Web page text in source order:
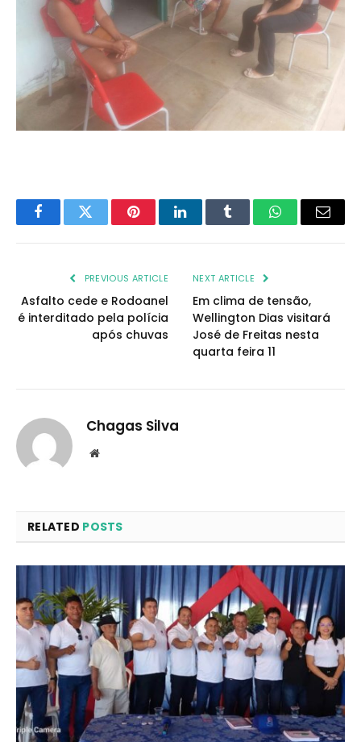
FacebookTwitter PinterestLinkedInTumblr WhatsAppEmail
PREVIOUS ARTICLE
Asfalto cede e Rodoanel
é interditado pela polícia
após chuvas
NEXT ARTICLE
Em clima de tensão,
Wellington Dias visitará
José de Freitas nesta
quarta feira 11
Chagas Silva
Website
RELATED POSTS